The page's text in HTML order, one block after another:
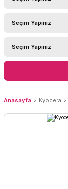
Anasayfa Kyocera